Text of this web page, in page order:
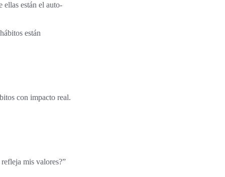
están el auto-
están
con impacto real.
mis valores?”